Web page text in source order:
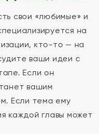
свои «любимые» и
на
кто-то — на
ваши идеи с
Если он
вашим
Если тема ему
каждой главы может